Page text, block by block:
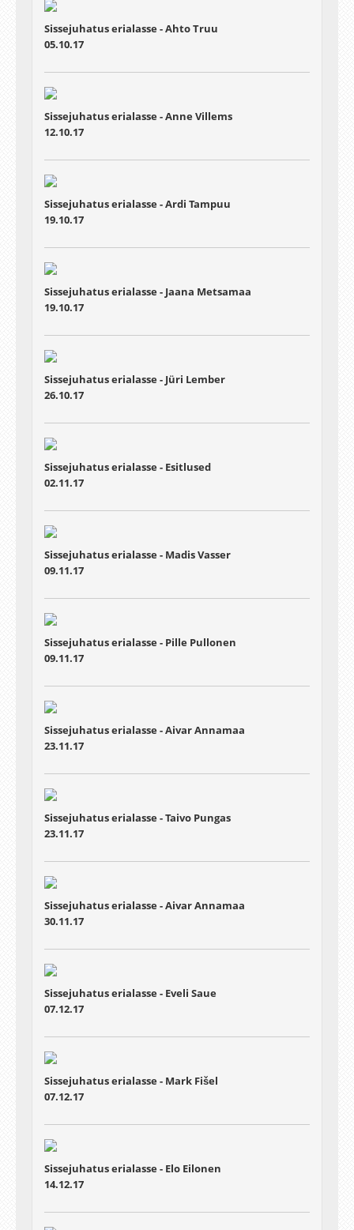
Sissejuhatus erialasse - Ahto Truu
05.10.17
Sissejuhatus erialasse - Anne Villems
12.10.17
Sissejuhatus erialasse - Ardi Tampuu
19.10.17
Sissejuhatus erialasse - Jaana Metsamaa
19.10.17
Sissejuhatus erialasse - Jüri Lember
26.10.17
Sissejuhatus erialasse - Esitlused
02.11.17
Sissejuhatus erialasse - Madis Vasser
09.11.17
Sissejuhatus erialasse - Pille Pullonen
09.11.17
Sissejuhatus erialasse - Aivar Annamaa
23.11.17
Sissejuhatus erialasse - Taivo Pungas
23.11.17
Sissejuhatus erialasse - Aivar Annamaa
30.11.17
Sissejuhatus erialasse - Eveli Saue
07.12.17
Sissejuhatus erialasse - Mark Fišel
07.12.17
Sissejuhatus erialasse - Elo Eilonen
14.12.17